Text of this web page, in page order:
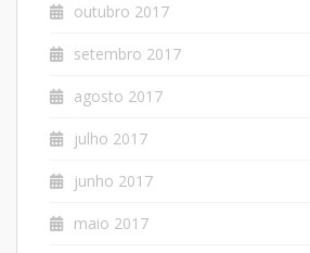
outubro 2017
setembro 2017
agosto 2017
julho 2017
junho 2017
maio 2017